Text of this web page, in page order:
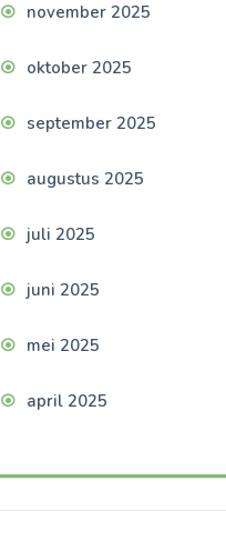
november 2025
oktober 2025
september 2025
augustus 2025
juli 2025
juni 2025
mei 2025
april 2025